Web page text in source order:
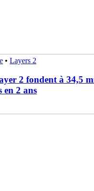
• Layers 2
2 fondent à 34,5
en 2 ans